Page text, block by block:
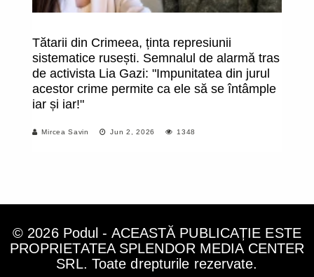
Tătarii din Crimeea, ținta represiunii
sistematice rusești. Semnalul de alarmă tras
de activista Lia Gazi: "Impunitatea din jurul
acestor crime permite ca ele să se întâmple
iar și iar!"
Mircea Savin Jun 2, 2026 1348
© 2026 Podul - ACEASTĂ PUBLICAȚIE ESTE
PROPRIETATEA SPLENDOR MEDIA CENTER
SRL. Toate drepturile rezervate.